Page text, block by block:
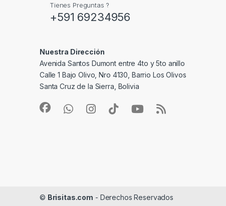
Tienes Preguntas ?
+591 69234956
Nuestra Dirección
Avenida Santos Dumont entre 4to y 5to anillo
Calle 1 Bajo Olivo, Nro 4130, Barrio Los Olivos
Santa Cruz de la Sierra, Bolivia
© Brisitas.com - Derechos Reservados